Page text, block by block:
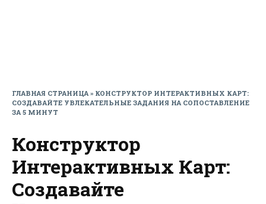
ГЛАВНАЯ СТРАНИЦА» КОНСТРУКТОР ИНТЕРАКТИВНЫХ КАРТ:
СОЗДАВАЙТЕ УВЛЕКАТЕЛЬНЫЕ ЗАДАНИЯ НА СОПОСТАВЛЕНИЕ
ЗА 5 МИНУТ
Конструктор
Интерактивных Карт:
Создавайте